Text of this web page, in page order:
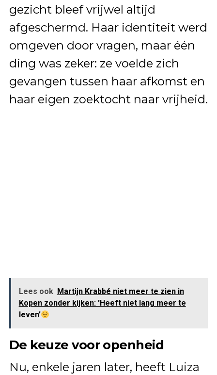
gezicht bleef vrijwel altijd
afgeschermd. Haar identiteit werd
omgeven door vragen, maar één
ding was zeker: ze voelde zich
gevangen tussen haar afkomst en
haar eigen zoektocht naar vrijheid.
Lees ook Martijn Krabbé niet meer te zien in
Kopen zonder kijken: 'Heeft niet lang meer te
leven'
De keuze voor openheid
Nu, enkele jaren later, heeft Luiza